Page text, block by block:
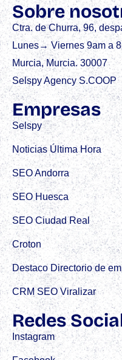
Sobre
Ctra. de Churra, 96,
Lunes→ Viernes 9am a
Murcia, Murcia. 30007
Selspy Agency S.COOP
Empresas
Selspy
Noticias Última Hora
SEO Andorra
SEO Huesca
SEO Ciudad Real
Croton
Destaco Directorio de
CRM SEO Viralizar
Redes
Instagram